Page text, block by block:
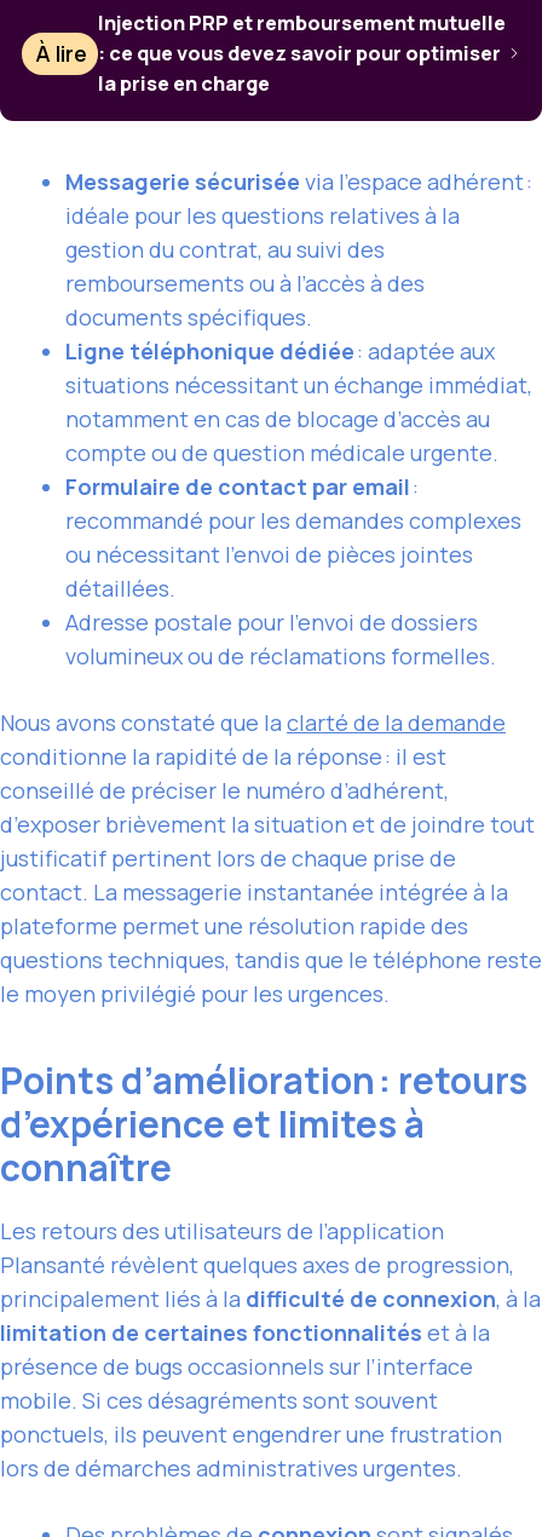
À lire
Injection PRP et remboursement mutuelle
: ce que vous devez savoir pour optimiser
la prise en charge
Messagerie sécurisée via l’espace adhérent :
idéale pour les questions relatives à la
gestion du contrat, au suivi des
remboursements ou à l’accès à des
documents spécifiques.
Ligne téléphonique dédiée: adaptée aux
situations nécessitant un échange immédiat,
notamment en cas de blocage d’accès au
compte ou de question médicale urgente.
Formulaire de contact par email:
recommandé pour les demandes complexes
ou nécessitant l’envoi de pièces jointes
détaillées.
Adresse postale pour l’envoi de dossiers
volumineux ou de réclamations formelles.
Nous avons constaté que la clarté de la demande
conditionne la rapidité de la réponse : il est
conseillé de préciser le numéro d’adhérent,
d’exposer brièvement la situation et de joindre tout
justificatif pertinent lors de chaque prise de
contact. La messagerie instantanée intégrée à la
plateforme permet une résolution rapide des
questions techniques, tandis que le téléphone reste
le moyen privilégié pour les urgences.
Points d’amélioration : retours
d’expérience et limites à
connaître
Les retours des utilisateurs de l’application
Plansanté révèlent quelques axes de progression,
principalement liés à la difficulté de connexion, à la
limitation de certaines fonctionnalités et à la
présence de bugs occasionnels sur l’interface
mobile. Si ces désagréments sont souvent
ponctuels, ils peuvent engendrer une frustration
lors de démarches administratives urgentes.